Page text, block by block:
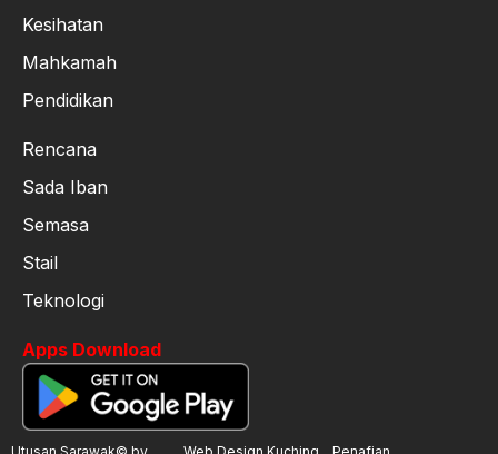
Kesihatan
Mahkamah
Pendidikan
Rencana
Sada Iban
Semasa
Stail
Teknologi
Apps Download